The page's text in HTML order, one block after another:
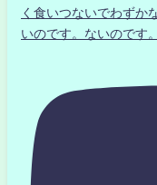
く食いつないでわずか
いのです。ないのです。